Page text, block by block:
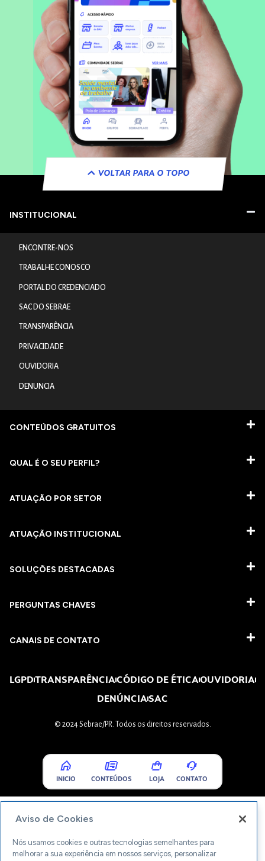
VOLTAR PARA O TOPO
INSTITUCIONAL
ENCONTRE-NOS
TRABALHE CONOSCO
PORTAL DO CREDENCIADO
SAC DO SEBRAE
TRANSPARÊNCIA
PRIVACIDADE
OUVIDORIA
DENUNCIA
CONTEÚDOS GRATUITOS
QUAL É O SEU PERFIL?
ATUAÇÃO POR SETOR
ATUAÇÃO INSTITUCIONAL
SOLUÇÕES DESTACADAS
PERGUNTAS CHAVES​
CANAIS DE CONTATO
LGPDTRANSPARÊNCIACÓDIGO DE ÉTICAOUVIDORIA
DENÚNCIASAC
© 2024 Sebrae/PR. Todos os direitos reservados.
INICIO CONTEÚDOS LOJA CONTATO
Aviso de Cookies
Nós usamos cookies e outras tecnologias semelhantes para
melhorar a sua experiência em nossos serviços, personalizar